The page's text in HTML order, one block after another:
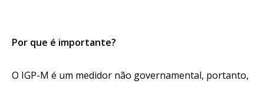
Por que é importante?
O IGP-M é um medidor não governamental, portanto,